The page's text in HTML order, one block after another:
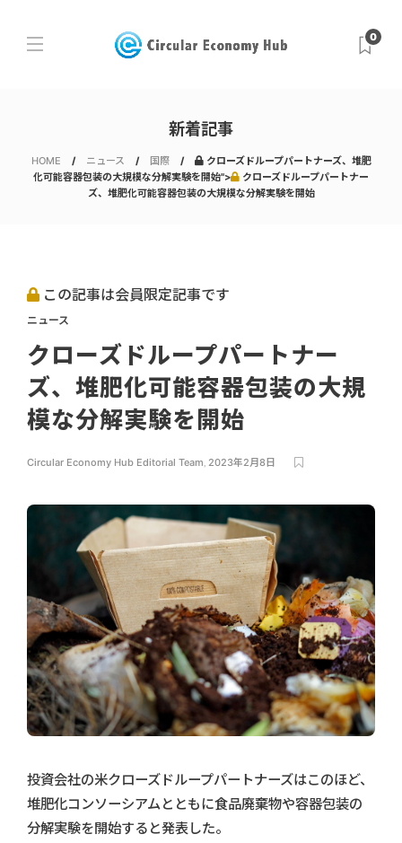
0
新着記事
HOME ニュース 国際
クローズドループパートナーズ、堆肥
化可能容器包装の大規模な分解実験を開始">
クローズドループパートナー
ズ、堆肥化可能容器包装の大規模な分解実験を開始
この記事は会員限定記事です
ニュース
クローズドループパートナー
ズ、堆肥化可能容器包装の大規
模な分解実験を開始
Circular Economy Hub Editorial Team, 2023年2月8日
投資会社の米クローズドループパートナーズはこのほど、
堆肥化コンソーシアムとともに食品廃棄物や容器包装の
分解実験を開始すると発表した。